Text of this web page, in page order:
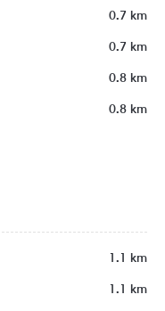
0.7 km
0.7 km
0.8 km
0.8 km
1.1 km
1.1 km